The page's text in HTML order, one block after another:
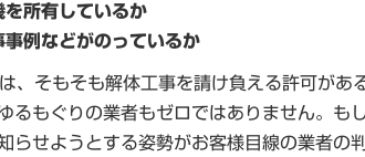
を所有しているか
事例などがのっているか
、そもそも解体工事を請け負える許可が
るもぐりの業者もゼロではありません。
らせようとする姿勢がお客様目線の業者の